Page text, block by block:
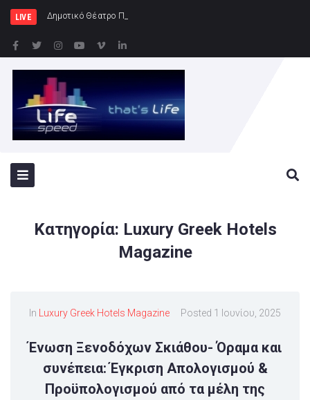
LIVE Δημοτικό Θέατρο Πειραιά || Ρεμπέτικο
Κατηγορία: Luxury Greek Hotels
Magazine
In Luxury Greek Hotels Magazine Posted 1 Ιουνίου, 2025
Ένωση Ξενοδόχων Σκιάθου- Όραμα και
συνέπεια: Έγκριση Απολογισμού &
Προϋπολογισμού από τα μέλη της